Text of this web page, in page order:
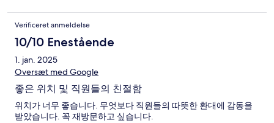
Verificeret anmeldelse
10/10 Enestående
1. jan. 2025
Oversæt med Google
좋은 위치 및 직원들의 친절함
위치가 너무 좋습니다. 무엇보다 직원들의 따뜻한 환대에 감동을
받았습니다. 꼭 재방문하고 싶습니다.